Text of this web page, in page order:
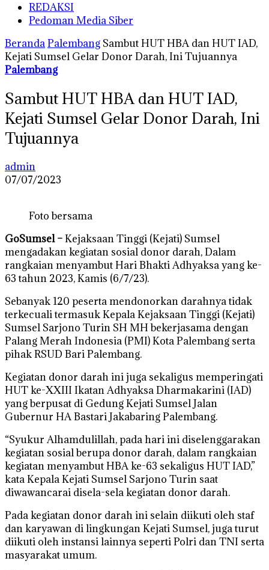
REDAKSI
Pedoman Media Siber
BerandaPalembang Sambut HUT HBA dan HUT IAD,
Kejati Sumsel Gelar Donor Darah, Ini Tujuannya
Palembang
Sambut HUT HBA dan HUT IAD,
Kejati Sumsel Gelar Donor Darah, Ini
Tujuannya
admin
07/07/2023
Foto bersama
GoSumsel –Kejaksaan Tinggi (Kejati) Sumsel
mengadakan kegiatan sosial donor darah, Dalam
rangkaian menyambut Hari Bhakti Adhyaksa yang ke-
63 tahun 2023, Kamis (6/7/23).
Sebanyak 120 peserta mendonorkan darahnya tidak
terkecuali termasuk Kepala Kejaksaan Tinggi (Kejati)
Sumsel Sarjono Turin SH MH bekerjasama dengan
Palang Merah Indonesia (PMI) Kota Palembang serta
pihak RSUD Bari Palembang.
Kegiatan donor darah ini juga sekaligus memperingati
HUT ke-XXIII Ikatan Adhyaksa Dharmakarini (IAD)
yang berpusat di Gedung Kejati Sumsel Jalan
Gubernur HA Bastari Jakabaring Palembang.
“Syukur Alhamdulillah, pada hari ini diselenggarakan
kegiatan sosial berupa donor darah, dalam rangkaian
kegiatan menyambut HBA ke-63 sekaligus HUT IAD,”
kata Kepala Kejati Sumsel Sarjono Turin saat
diwawancarai disela-sela kegiatan donor darah.
Pada kegiatan donor darah ini selain diikuti oleh staf
dan karyawan di lingkungan Kejati Sumsel, juga turut
diikuti oleh instansi lainnya seperti Polri dan TNI serta
masyarakat umum.